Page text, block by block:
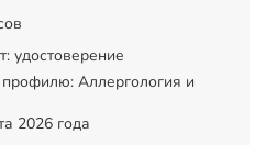
удостоверение
Аллергология и
2026 года